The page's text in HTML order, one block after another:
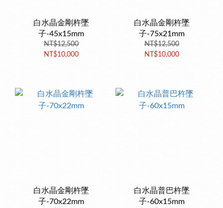
白水晶金剛杵墜
子-45x15mm
NT$12,500
NT$10,000
白水晶金剛杵墜
子-75x21mm
NT$12,500
NT$10,000
白水晶金剛杵墜
子-70x22mm
白水晶普巴杵墜
子-60x15mm